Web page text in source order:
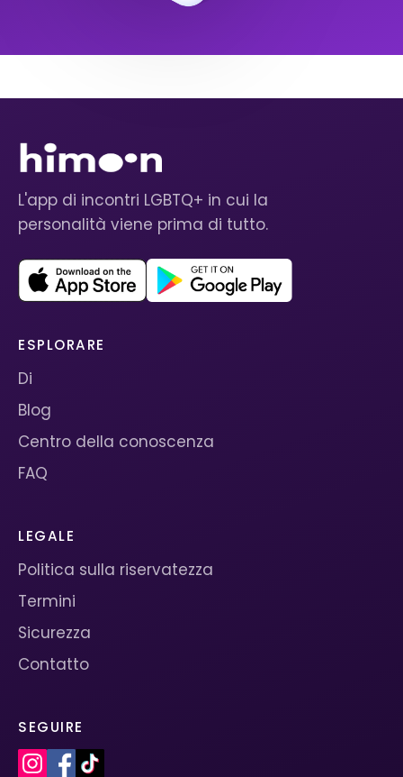
L'app di incontri LGBTQ+ in cui la
personalità viene prima di tutto.
ESPLORARE
Di
Blog
Centro della conoscenza
FAQ
LEGALE
Politica sulla riservatezza
Termini
Sicurezza
Contatto
SEGUIRE